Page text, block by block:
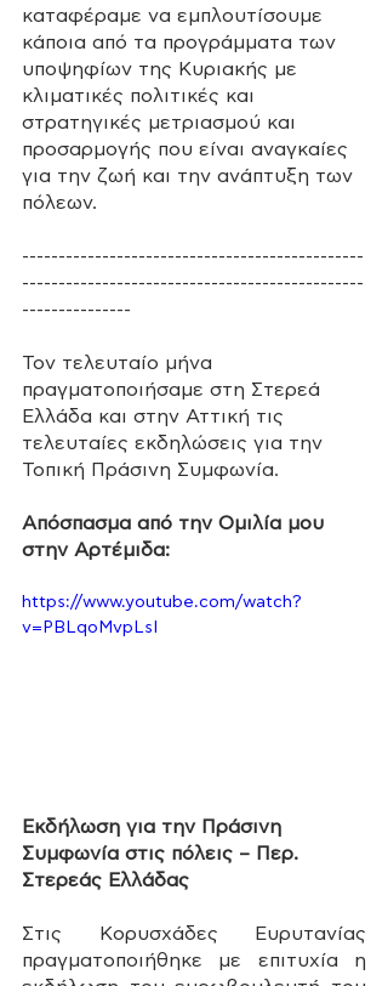
καταφέραμε να εμπλουτίσουμε
κάποια από τα προγράμματα των
υποψηφίων της Κυριακής με
κλιματικές πολιτικές και
στρατηγικές μετριασμού και
προσαρμογής που είναι αναγκαίες
για την ζωή και την ανάπτυξη των
πόλεων.
-----------------------------------------------
-----------------------------------------------
---------------
Τον τελευταίο μήνα
πραγματοποιήσαμε στη Στερεά
Ελλάδα και στην Αττική τις
τελευταίες εκδηλώσεις για την
Τοπική Πράσινη Συμφωνία.
Απόσπασμα από την Ομιλία μου
στην Αρτέμιδα:
https://www.youtube.com/watch?
v=PBLqoMvpLsI
Εκδήλωση για την Πράσινη
Συμφωνία στις πόλεις – Περ.
Στερεάς Ελλάδας
Στις Κορυσχάδες Ευρυτανίας
πραγματοποιήθηκε με επιτυχία η